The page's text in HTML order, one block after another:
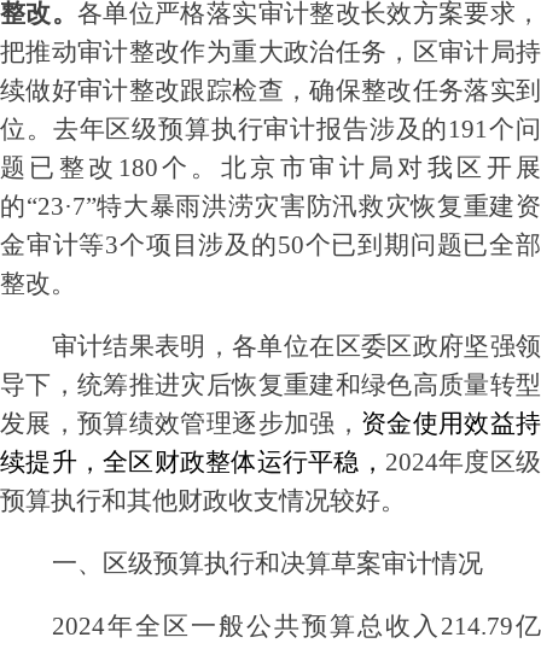
整改。各单位严格落实审计整改长效方案要求 ，
把推动审计整改作为重大政治任务 ，区审计局持
续做好审计整改跟踪检查，确保整改任务落实到
位。 去年区级预算执行审计报告涉及的191个问
题已整改180个。北京市审计局对我区开展
的“23·7”特大暴雨洪涝灾害防汛救灾恢复重建资
金审计等3个项目涉及的50个已到期问题已全部
整改。
审计结果表明，各单位在区委区政府坚强领
导下，统筹推进灾后恢复重建和绿色高质量转型
发展，预算绩效管理逐步加强 ， 资金使用效益持
续提升，全区财政整体运行平稳， 2024年度区级
预算执行和其他财政收支情况较好。
一、区级预算执行和决算草案审计情况
2024年全区一般公共预算总收入214.79亿